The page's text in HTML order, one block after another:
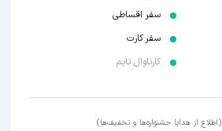
سفر اقساطی
سفر کارت
کارناوال تایم
(اطلاع از هدایا جشنواره‌ها و تخفیف‌ها)